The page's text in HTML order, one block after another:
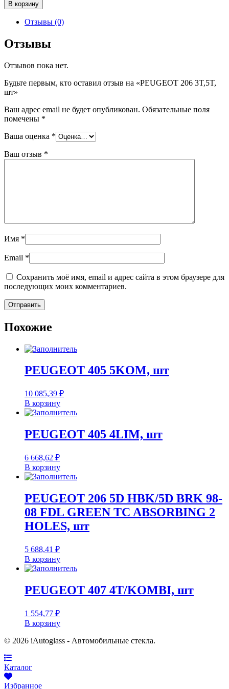
Количество
товара
PEUGEOT
3T,5T,
шт
В корзину
Отзывы (0)
Отзывы
Отзывов пока нет.
Будьте первым, кто оставил отзыв на «PEUGEOT 206 3T,5T,
шт»
Ваш адрес email не будет опубликован. Обязательные поля
помечены *
Ваша оценка *
Ваш отзыв *
Имя *
Email *
Сохранить моё имя, email и адрес сайта в этом браузере для
последующих моих комментариев.
Похожие
PEUGEOT 405 5KOM, шт
10 085,39 ₽
В корзину
PEUGEOT 405 4LIM, шт
6 668,62 ₽
В корзину
PEUGEOT 206 5D HBK/5D BRK 98-
08 FDL GREEN TC ABSORBING 2
HOLES, шт
5 688,41 ₽
В корзину
PEUGEOT 407 4T/KOMBI, шт
1 554,77 ₽
В корзину
© 2026 iAutoglass - Автомобильные стекла.
Каталог
Избранное